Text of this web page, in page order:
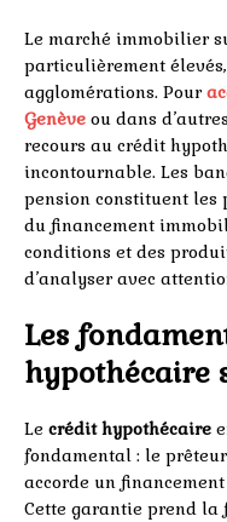
Le marché immobilier
particulièrement
agglomérations. Pour
Genève ou dans
recours au crédit
incontournable. Les
pension constituent les
du financement
conditions et des
d’analyser avec
Les
hypothécaire
Le crédit hypothécaire
fondamental : le
accorde un
Cette garantie prend la